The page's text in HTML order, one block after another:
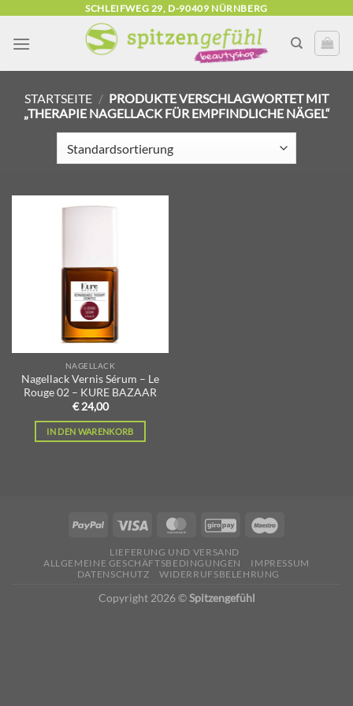
springen
SCHLEIFWEG 29, D-90409 NÜRNBERG
STARTSEITE / PRODUKTE VERSCHLAGWORTET MIT
„THERAPIE NAGELLACK FÜR EMPFINDLICHE NÄGEL“
NAGELLACK
Nagellack Vernis Sérum – Le
Rouge 02 – KURE BAZAAR
€ 24,00
IN DEN WARENKORB
LIEFERUNG UND VERSAND
ALLGEMEINE GESCHÄFTSBEDINGUNGEN
IMPRESSUM
DATENSCHUTZ
WIDERRUFSBELEHRUNG
Copyright 2026 ©Spitzengefühl